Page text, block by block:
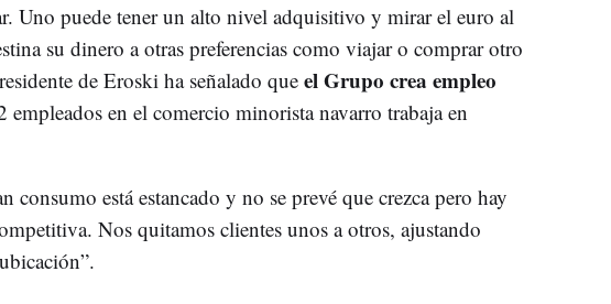
Uno puede tener un alto nivel adquisitivo y mirar el euro al
su dinero a otras preferencias como viajar o comprar otro
de Eroski ha señalado queel Grupo crea empleo
empleados en el comercio minorista navarro trabaja en
consumo está estancado y no se prevé que crezca pero hay
Nos quitamos clientes unos a otros, ajustando